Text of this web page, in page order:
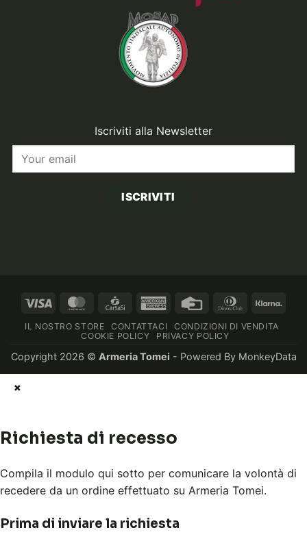
Iscriviti alla Newsletter
ISCRIVITI
Visa MasterCardCartaSi
American Credit
Dinners
IL NOSTRO STORE CONTATTACI
CONDIZIONI DI VENDITA
COOKIE POLICY
PRIVACY POLICY
Copyright 2026 © Armeria Tomei - Powered By MonkeyData
×
Richiesta di recesso
Compila il modulo qui sotto per comunicare la volontà di
recedere da un ordine effettuato su Armeria Tomei.
Prima di inviare la richiesta